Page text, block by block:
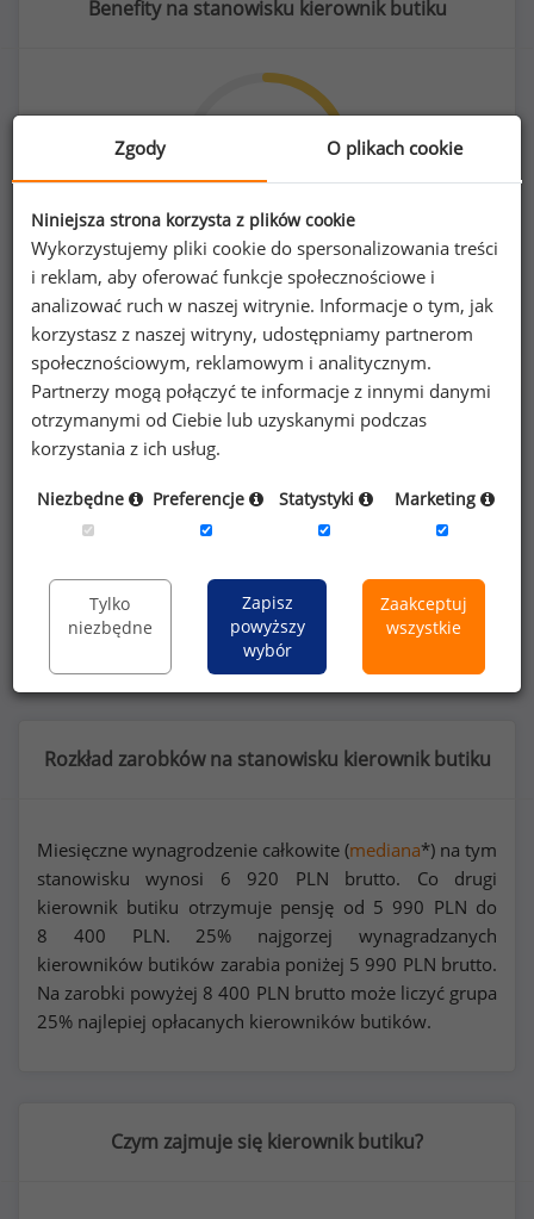
Benefity na stanowisku kierownik butiku
prywatna opieka medyczna dla pracownika
Poszukujesz szczegółowych danych o
wynagrodzeniachkierowników butików
na innych stanowiskach?
Wykorzystaj kod
Rozkład zarobków na stanowisku kierownik butiku
Miesięczne wynagrodzenie całkowite (mediana*) na tym
stanowisku wynosi 6 920 PLN brutto. Co drugi
kierownik butiku otrzymuje pensję od 5 990 PLN do
8 400 PLN. 25% najgorzej wynagradzanych
kierowników butików zarabia poniżej 5 990 PLN brutto.
Na zarobki powyżej 8 400 PLN brutto może liczyć grupa
25% najlepiej opłacanych kierowników butików.
Czym zajmuje się kierownik butiku?
Zgody O plikach cookie
Niniejsza strona korzysta z plików cookie
Wykorzystujemy pliki cookie do spersonalizowania treści
i reklam, aby oferować funkcje społecznościowe i
analizować ruch w naszej witrynie. Informacje o tym, jak
korzystasz z naszej witryny, udostępniamy partnerom
społecznościowym, reklamowym i analitycznym.
Partnerzy mogą połączyć te informacje z innymi danymi
otrzymanymi od Ciebie lub uzyskanymi podczas
korzystania z ich usług.
Niezbędne Preferencje Statystyki Marketing
Tylko
niezbędne
Zapisz
powyższy
wybór
Zaakceptuj
wszystkie